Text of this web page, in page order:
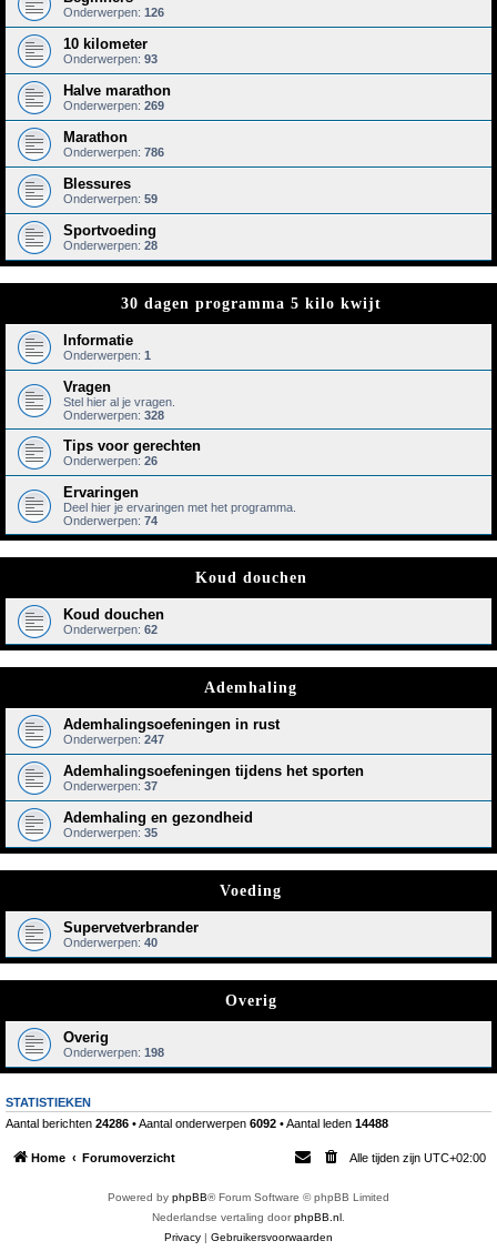
Onderwerpen: 126
10 kilometer
Onderwerpen: 93
Halve marathon
Onderwerpen: 269
Marathon
Onderwerpen: 786
Blessures
Onderwerpen: 59
Sportvoeding
Onderwerpen: 28
30 dagen programma 5 kilo kwijt
Informatie
Onderwerpen: 1
Vragen
Stel hier al je vragen.
Onderwerpen: 328
Tips voor gerechten
Onderwerpen: 26
Ervaringen
Deel hier je ervaringen met het programma.
Onderwerpen: 74
Koud douchen
Koud douchen
Onderwerpen: 62
Ademhaling
Ademhalingsoefeningen in rust
Onderwerpen: 247
Ademhalingsoefeningen tijdens het sporten
Onderwerpen: 37
Ademhaling en gezondheid
Onderwerpen: 35
Voeding
Supervetverbrander
Onderwerpen: 40
Overig
Overig
Onderwerpen: 198
STATISTIEKEN
Aantal berichten 24286 • Aantal onderwerpen 6092 • Aantal leden 14488
Home Forumoverzicht Alle tijden zijn UTC+02:00
Powered by phpBB® Forum Software © phpBB Limited
Nederlandse vertaling doorphpBB.nl
Privacy | Gebruikersvoorwaarden